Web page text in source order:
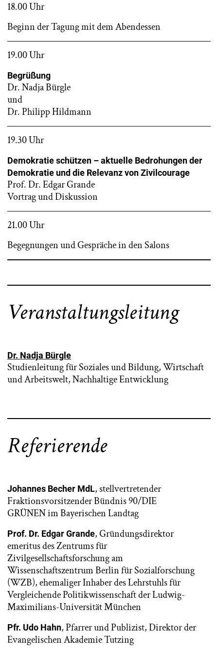
18.00 Uhr
Beginn der Tagung mit dem Abendessen
19.00 Uhr
Begrüßung
Dr. Nadja Bürgle
und
Dr. Philipp Hildmann
19.30 Uhr
Demokratie schützen – aktuelle Bedrohungen der
Demokratie und die Relevanz von Zivilcourage
Prof. Dr. Edgar Grande
Vortrag und Diskussion
21.00 Uhr
Begegnungen und Gespräche in den Salons
Veranstaltungsleitung
Dr. Nadja Bürgle
Studienleitung für Soziales und Bildung, Wirtschaft
und Arbeitswelt, Nachhaltige Entwicklung
Referierende
Johannes Becher MdL, stellvertretender
Fraktionsvorsitzender Bündnis 90/DIE
GRÜNEN im Bayerischen Landtag
Prof. Dr. Edgar Grande, Gründungsdirektor
emeritus des Zentrums für
Zivilgesellschaftsforschung am
Wissenschaftszentrum Berlin für Sozialforschung
(WZB), ehemaliger Inhaber des Lehrstuhls für
Vergleichende Politikwissenschaft der Ludwig-
Maximilians-Universität München
Pfr. Udo Hahn, Pfarrer und Publizist, Direktor der
Evangelischen Akademie Tutzing